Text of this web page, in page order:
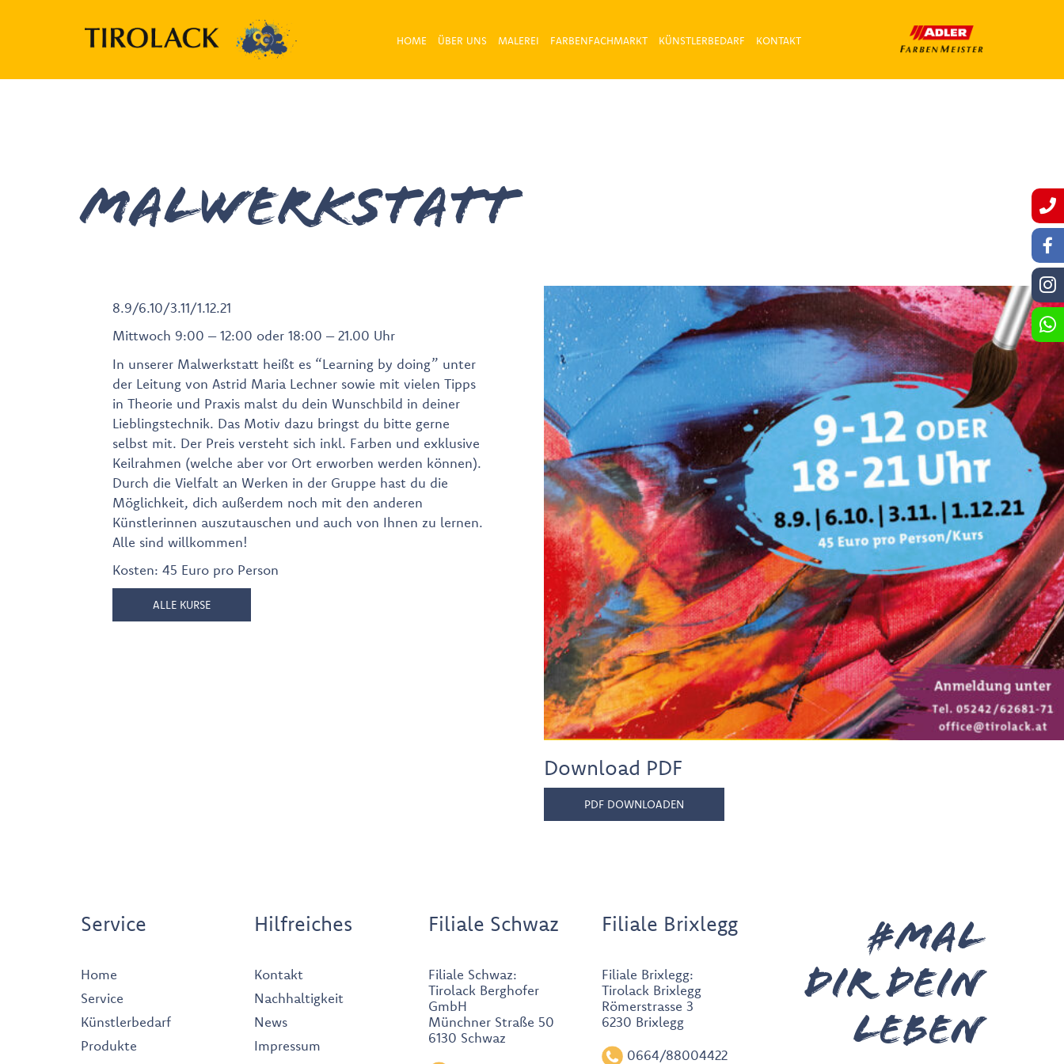
HOME ÜBER UNS MALEREI FARBENFACHMARKT KÜNSTLERBEDARF KONTAKT
Malwerkstatt
8.9/6.10/3.11/1.12.21
Mittwoch 9:00 – 12:00 oder 18:00 – 21.00 Uhr
In unserer Malwerkstatt heißt es “Learning by doing” unter
der Leitung von Astrid Maria Lechner sowie mit vielen Tipps
in Theorie und Praxis malst du dein Wunschbild in deiner
Lieblingstechnik. Das Motiv dazu bringst du bitte gerne
selbst mit. Der Preis versteht sich inkl. Farben und exklusive
Keilrahmen (welche aber vor Ort erworben werden können).
Durch die Vielfalt an Werken in der Gruppe hast du die
Möglichkeit, dich außerdem noch mit den anderen
Künstlerinnen auszutauschen und auch von Ihnen zu lernen.
Alle sind willkommen!
Kosten: 45 Euro pro Person
ALLE KURSE
Download PDF
PDF DOWNLOADEN
Service
Home
Service
Künstlerbedarf
Produkte
Hilfreiches
Kontakt
Nachhaltigkeit
News
Impressum
Filiale Schwaz
Filiale Schwaz:
Tirolack Berghofer
GmbH
Münchner Straße 50
6130 Schwaz
Filiale Brixlegg
Filiale Brixlegg:
Tirolack Brixlegg
Römerstrasse 3
6230 Brixlegg
0664/88004422
#MAL
DIR deiN
leben